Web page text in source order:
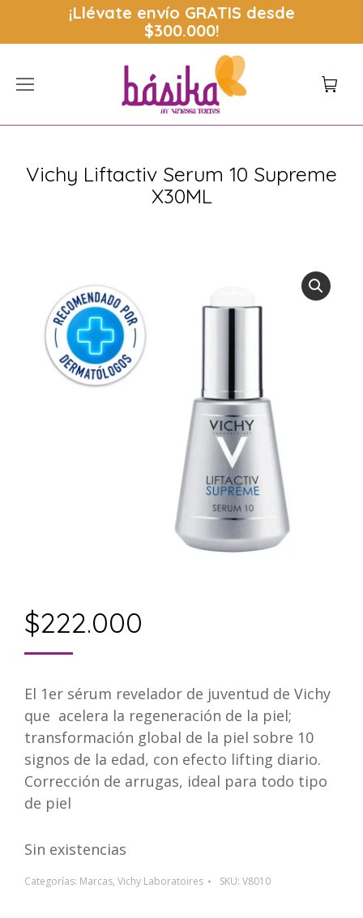
¡Llévate envío GRATIS desde
$300.000!
Vichy Liftactiv Serum 10 Supreme
X30ML
$222.000
El 1er sérum revelador de juventud de Vichy
que acelera la regeneración de la piel;
transformación global de la piel sobre 10
signos de la edad, con efecto lifting diario.
Corrección de arrugas, ideal para todo tipo
de piel
Sin existencias
Categorías: Marcas, Vichy Laboratoires SKU: V8010